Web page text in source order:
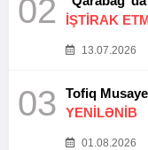
02
İŞTİRAK
13.07.2026
03
YENİLƏNİB
01.08.2026